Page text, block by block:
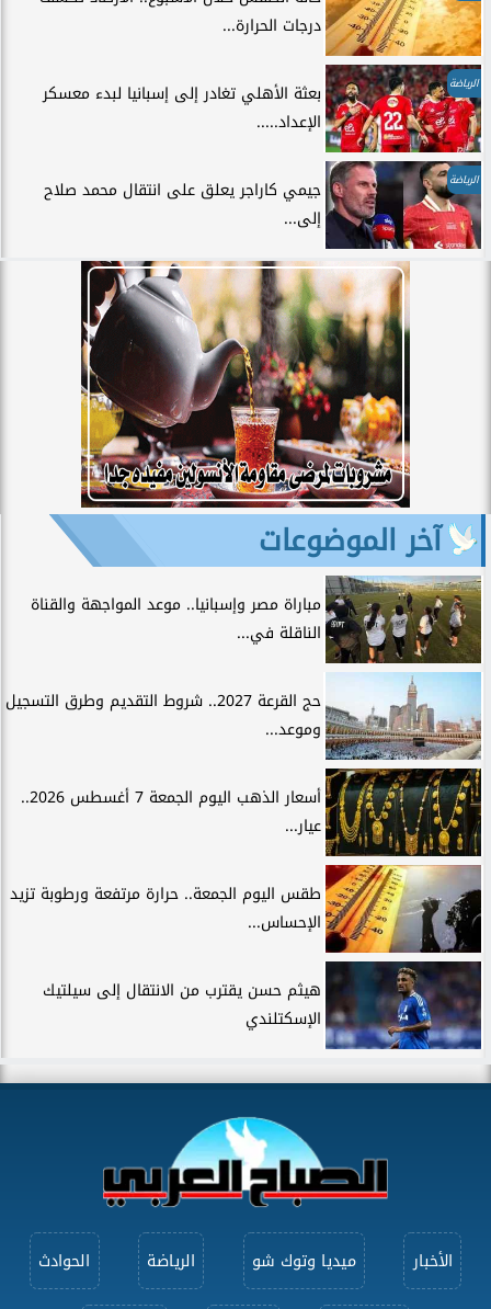
درجات الحرارة...
الرياضة
بعثة الأهلي تغادر إلى إسبانيا لبدء معسكر
الإعداد.....
الرياضة
جيمي كاراجر يعلق على انتقال محمد صلاح
إلى...
آخر الموضوعات
مباراة مصر وإسبانيا.. موعد المواجهة والقناة
الناقلة في...
حج القرعة 2027.. شروط التقديم وطرق التسجيل
وموعد...
أسعار الذهب اليوم الجمعة 7 أغسطس 2026..
عيار...
طقس اليوم الجمعة.. حرارة مرتفعة ورطوبة تزيد
الإحساس...
هيثم حسن يقترب من الانتقال إلى سيلتيك
الإسكتلندي
الأخبار ميديا وتوك شو الرياضة الحوادث